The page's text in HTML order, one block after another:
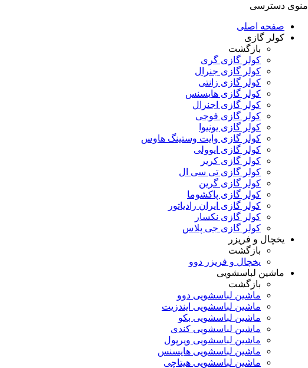
منوی دسترسی
صفحه اصلی
کولر گازی
بازگشت
کولر گازی گری
کولر گازی جنرال
کولر گازی زانتی
کولر گازی هایسنس
کولر گازی اجنرال
کولر گازی فوجی
کولر گازی یونیوا
کولر گازی وایت وستینگ هاوس
کولر گازی ایوولی
کولر گازی کریر
کولر گازی تی سی ال
کولر گازی گرین
کولر گازی پاکشوما
کولر گازی ایران رادیاتور
کولر گازی نکسار
کولر گازی جی پلاس
یخچال و فریزر
بازگشت
یخچال و فریزر دوو
ماشین لباسشویی
بازگشت
ماشین لباسشویی دوو
ماشین لباسشویی ایندزیت
ماشین لباسشویی بکو
ماشین لباسشویی کندی
ماشین لباسشویی ویرپول
ماشین لباسشویی هایسنس
ماشین لباسشویی هیتاچی